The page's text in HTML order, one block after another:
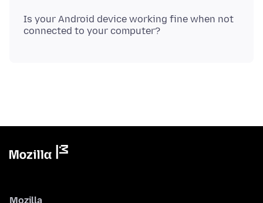
Is your Android device working fine when not
Mozilla